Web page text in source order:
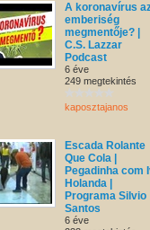
A koronavírus
emberiség
megmentője? |
C.S. Lazzar
Podcast
6 éve
249 megtekintés
kaposztajanos
Escada Rolante
Que Cola |
Pegadinha com
Holanda |
Programa Silvio
Santos
6 éve